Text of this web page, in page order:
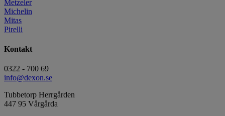
Metzeler
Michelin
Mitas
Pirelli
Kontakt
0322 - 700 69
info@dexon.se
Tubbetorp Herrgården
447 95 Vårgårda